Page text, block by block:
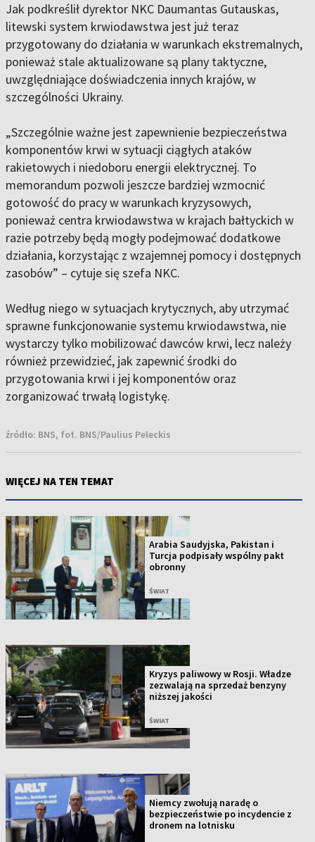
Jak podkreślił dyrektor NKC Daumantas Gutauskas,
litewski system krwiodawstwa jest już teraz
przygotowany do działania w warunkach ekstremalnych,
ponieważ stale aktualizowane są plany taktyczne,
uwzględniające doświadczenia innych krajów, w
szczególności Ukrainy.
„Szczególnie ważne jest zapewnienie bezpieczeństwa
komponentów krwi w sytuacji ciągłych ataków
rakietowych i niedoboru energii elektrycznej. To
memorandum pozwoli jeszcze bardziej wzmocnić
gotowość do pracy w warunkach kryzysowych,
ponieważ centra krwiodawstwa w krajach bałtyckich w
razie potrzeby będą mogły podejmować dodatkowe
działania, korzystając z wzajemnej pomocy i dostępnych
zasobów” – cytuje się szefa NKC.
Według niego w sytuacjach krytycznych, aby utrzymać
sprawne funkcjonowanie systemu krwiodawstwa, nie
wystarczy tylko mobilizować dawców krwi, lecz należy
również przewidzieć, jak zapewnić środki do
przygotowania krwi i jej komponentów oraz
zorganizować trwałą logistykę.
źródło: BNS, fot. BNS/Paulius Peleckis
WIĘCEJ NA TEN TEMAT
Arabia Saudyjska, Pakistan i
Turcja podpisały wspólny pakt
obronny
ŚWIAT
Kryzys paliwowy w Rosji. Władze
zezwalają na sprzedaż benzyny
niższej jakości
ŚWIAT
Niemcy zwołują naradę o
bezpieczeństwie po incydencie z
dronem na lotnisku